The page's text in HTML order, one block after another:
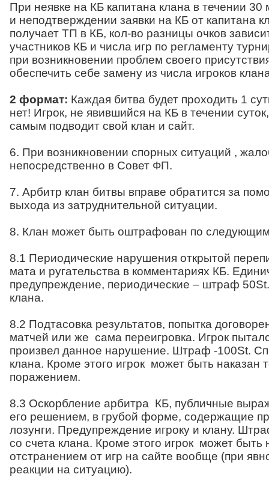
При неявке на КБ капитана клана в течении 30
и неподтверждении заявки на КБ от капитана
получает ТП в КБ, кол-во разницы очков
участников КБ и числа игр по регламенту
при возникновении проблем своего
обеспечить себе замену из числа игроков
2 формат: Каждая битва будет проходить 1
нет! Игрок, не явившийся на КБ в течении
самым подводит свой клан и сайт.
6. При возникновении спорных ситуаций ,
непосредственно в Совет ФП.
7. Арбитр клан битвы вправе обратится за
выхода из затруднительной ситуации.
8. Клан может быть оштрафован по
8.1 Периодические нарушения открытой
мата и ругательства в комментариях КБ.
предупреждение, периодические – штраф
клана.
8.2 Подтасовка результатов, попытка
матчей или же сама переигровка. Игрок
произвел данное нарушение. Штраф -100St.
клана. Кроме этого игрок может быть наказан
поражением.
8.3 Оскорбление арбитра КБ, публичные
его решением, в грубой форме, содержащие
лозунги. Предупреждение игроку и клану.
со счета клана. Кроме этого игрок может быть
отстранением от игр на сайте вообще (при
реакции на ситуацию).